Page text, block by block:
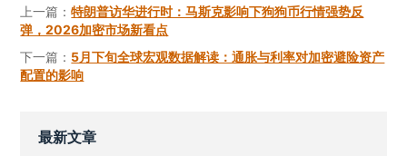
上一篇：特朗普访华进行时：马斯克影响下狗狗币行情强势反
弹，2026加密市场新看点
下一篇： 5月下旬全球宏观数据解读：通胀与利率对加密避险资产
配置的影响
最新文章